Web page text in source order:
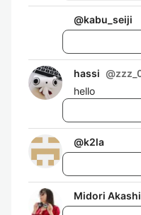
@kabu_seiji
hassi @
hello
@k2la
Midori Akashi